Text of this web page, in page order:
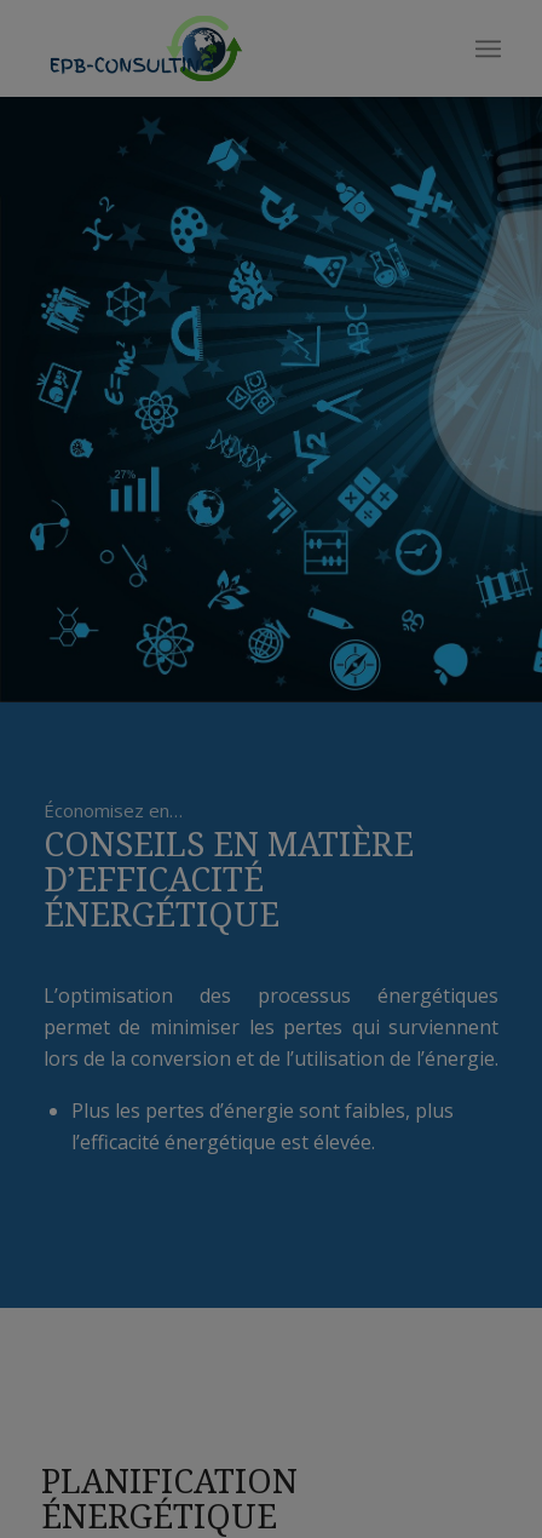
Économisez en…
CONSEILS EN MATIÈRE
D’EFFICACITÉ
ÉNERGÉTIQUE
L’optimisation des processus énergétiques
permet de minimiser les pertes qui surviennent
lors de la conversion et de l’utilisation de l’énergie.
Plus les pertes d’énergie sont faibles, plus
l’efficacité énergétique est élevée.
PLANIFICATION
ÉNERGÉTIQUE